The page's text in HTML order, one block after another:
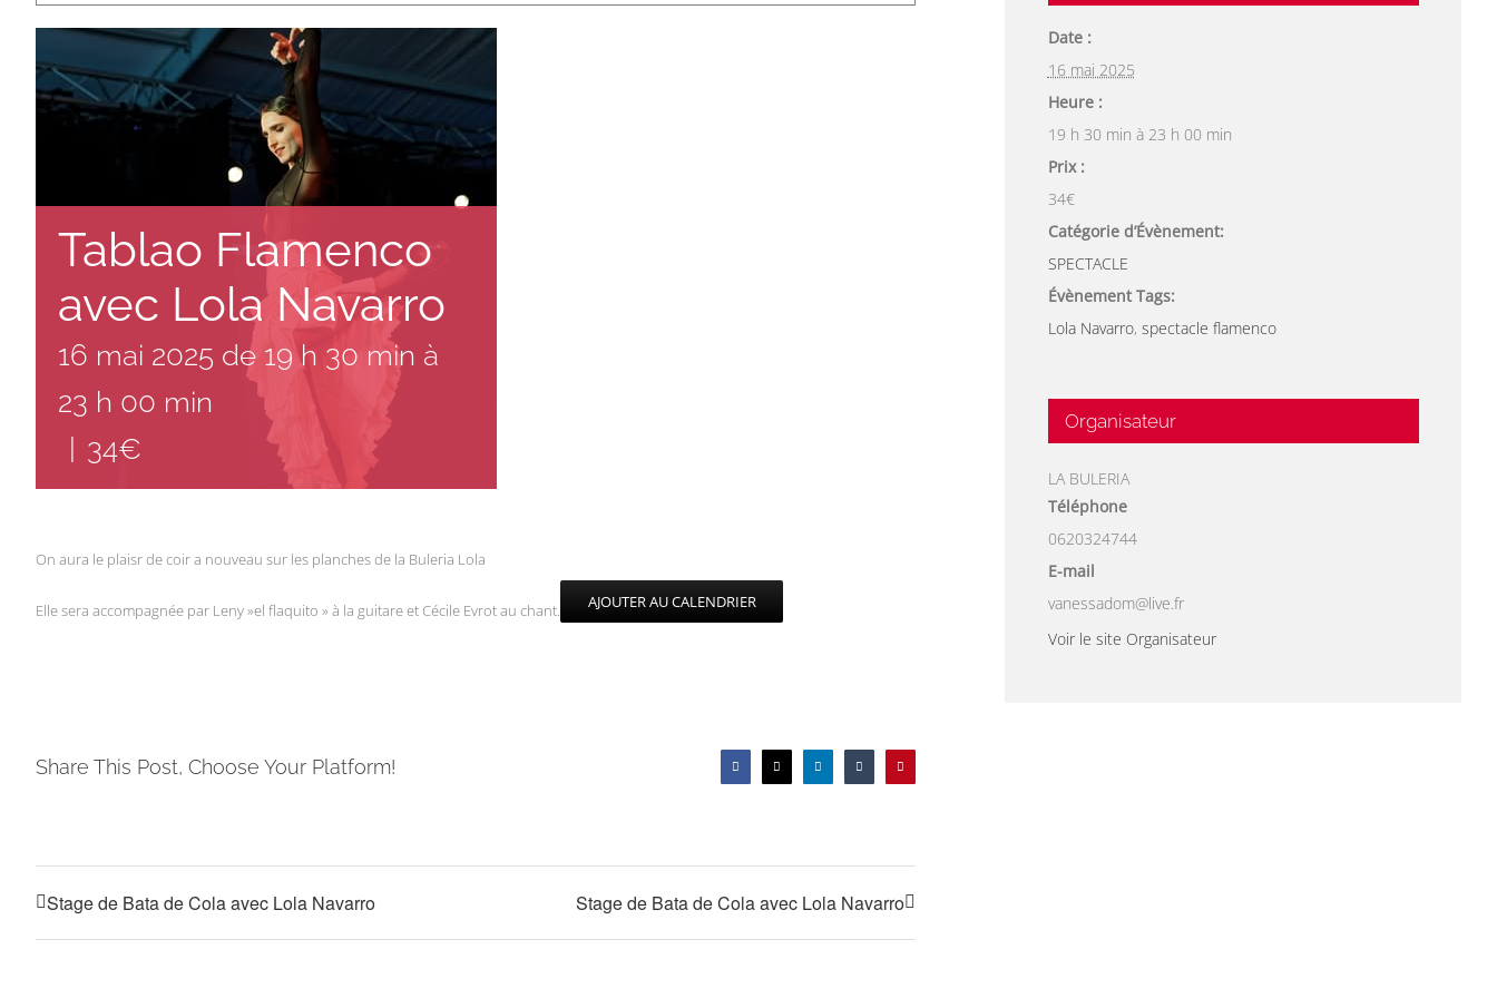
Tablao Flamenco
avec Lola Navarro
16 mai 2025 de 19 h 30 min à
23 h 00 min
34€
On aura le plaisr de coir a nouveau sur les planches de la Buleria Lola
Elle sera accompagnée par Leny »el flaquito » à la guitare et Cécile Evrot au chant. AJOUTER AU CALENDRIER
Share This Post, Choose Your Platform! FacebookX LinkedInTumblr Pinterest
Stage de Bata de Cola avec Lola Navarro Stage de Bata de Cola avec Lola Navarro
Date :
16 mai 2025
Heure :
19 h 30 min à 23 h 00 min
Prix :
34€
Catégorie d’Évènement:
SPECTACLE
Évènement Tags:
Lola Navarro, spectacle flamenco
Organisateur
LA BULERIA
Téléphone
0620324744
E-mail
vanessadom@live.fr
Voir le site Organisateur